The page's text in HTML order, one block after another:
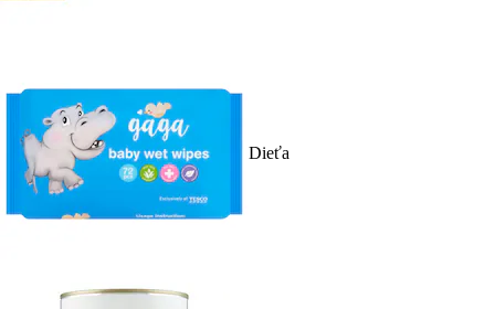
Dieťa